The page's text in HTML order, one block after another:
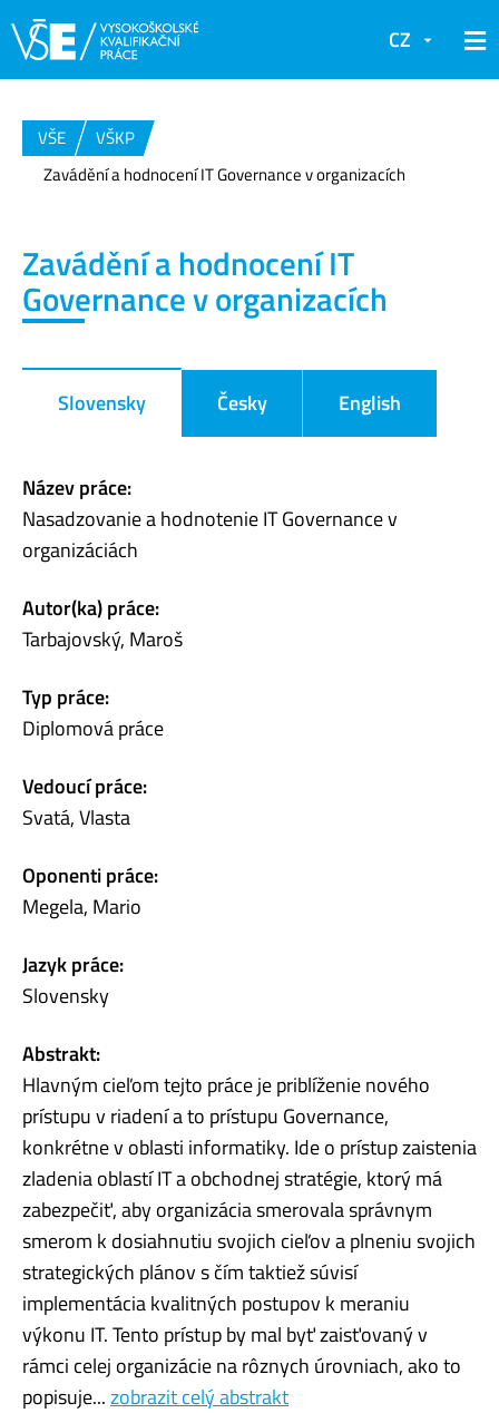
CZ
VŠE
VŠKP
Zavádění a hodnocení IT Governance v organizacích
Zavádění a hodnocení IT
Governance v organizacích
Slovensky Česky English
Název práce:
Nasadzovanie a hodnotenie IT Governance v
organizáciách
Autor(ka) práce:
Tarbajovský, Maroš
Typ práce:
Diplomová práce
Vedoucí práce:
Svatá, Vlasta
Oponenti práce:
Megela, Mario
Jazyk práce:
Slovensky
Abstrakt:
Hlavným cieľom tejto práce je priblíženie nového
prístupu v riadení a to prístupu Governance,
konkrétne v oblasti informatiky. Ide o prístup zaistenia
zladenia oblastí IT a obchodnej stratégie, ktorý má
zabezpečiť, aby organizácia smerovala správnym
smerom k dosiahnutiu svojich cieľov a plneniu svojich
strategických plánov s čím taktiež súvisí
implementácia kvalitných postupov k meraniu
výkonu IT. Tento prístup by mal byť zaisťovaný v
rámci celej organizácie na rôznych úrovniach, ako to
popisuje...zobrazit celý abstrakt